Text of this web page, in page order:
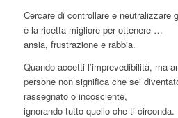
Cercare di controllare e neutralizzare
è la ricetta migliore per ottenere …
ansia, frustrazione e rabbia.
Quando accetti l’imprevedibilità, ma
persone non significa che sei
rassegnato o incosciente,
ignorando tutto quello che ti circonda.